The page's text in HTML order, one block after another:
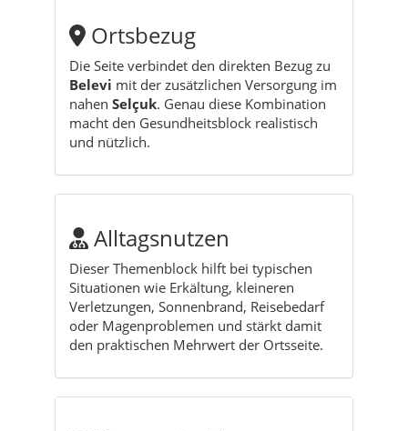
Ortsbezug
Die Seite verbindet den direkten Bezug zu
Belevi mit der zusätzlichen Versorgung im
nahen Selçuk. Genau diese Kombination
macht den Gesundheitsblock realistisch
und nützlich.
Alltagsnutzen
Dieser Themenblock hilft bei typischen
Situationen wie Erkältung, kleineren
Verletzungen, Sonnenbrand, Reisebedarf
oder Magenproblemen und stärkt damit
den praktischen Mehrwert der Ortsseite.